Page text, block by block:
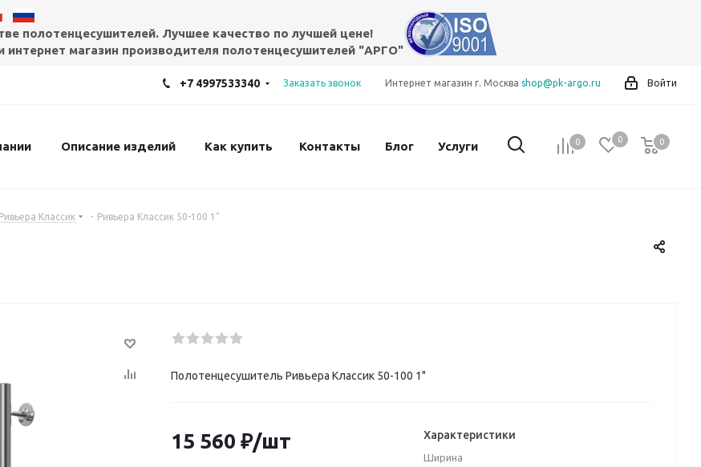
полотенцесушителей. Лучшее качество по лучшей цене!
интернет магазин производителя полотенцесушителей "АРГО"
Войти
Интернет магазин г. Москва shop@pk-argo.ru
+7 4997533340 Заказать звонок
0 0 0
0
Описание изделий Как купить Контакты Блог Услуги
Ривьера Классик - Ривьера Классик 50-100 1"
Полотенцесушитель Ривьера Классик 50-100 1"
15 560 ₽/шт Характеристики
Ширина